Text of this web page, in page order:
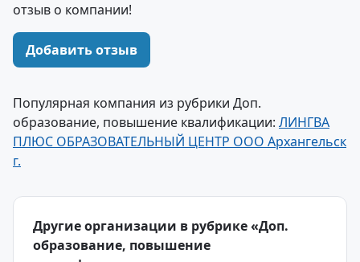
отзыв о компании!
Добавить отзыв
Популярная компания из рубрики Доп.
образование, повышение квалификации: ЛИНГВА
ПЛЮС ОБРАЗОВАТЕЛЬНЫЙ ЦЕНТР ООО Архангельск
г.
Другие организации в рубрике «Доп.
образование, повышение